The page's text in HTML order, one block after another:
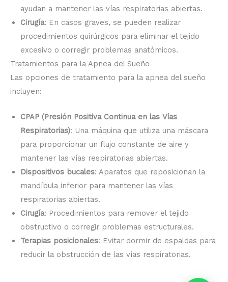
ayudan a mantener las vías respiratorias abiertas.
Cirugía: En casos graves, se pueden realizar
procedimientos quirúrgicos para eliminar el tejido
excesivo o corregir problemas anatómicos.
Tratamientos para la Apnea del Sueño
Las opciones de tratamiento para la apnea del sueño
incluyen:
CPAP (Presión Positiva Continua en las Vías
Respiratorias): Una máquina que utiliza una máscara
para proporcionar un flujo constante de aire y
mantener las vías respiratorias abiertas.
Dispositivos bucales: Aparatos que reposicionan la
mandíbula inferior para mantener las vías
respiratorias abiertas.
Cirugía: Procedimientos para remover el tejido
obstructivo o corregir problemas estructurales.
Terapias posicionales: Evitar dormir de espaldas para
reducir la obstrucción de las vías respiratorias.